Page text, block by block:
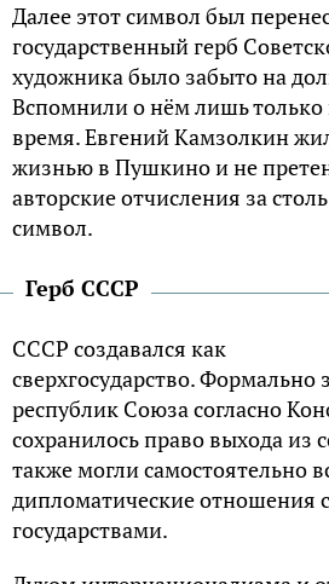
Далее этот символ был
государственный герб
художника было забыто на
Вспомнили о нём лишь только
время. Евгений Камзолкин
жизнью в Пушкино и не
авторские отчисления за
символ.
Герб СССР
СССР создавался как
сверхгосударство. Формально
республик Союза согласно
сохранилось право выхода из
также могли самостоятельно
дипломатические отношения
государствами.